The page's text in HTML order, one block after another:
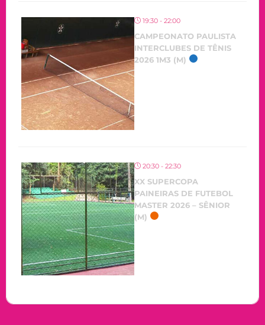
19:30 - 22:00
CAMPEONATO PAULISTA
INTERCLUBES DE TÊNIS
2026 1M3 (M)
20:30 - 22:30
XX SUPERCOPA
PAINEIRAS DE FUTEBOL
MASTER 2026 – SÊNIOR
(M)